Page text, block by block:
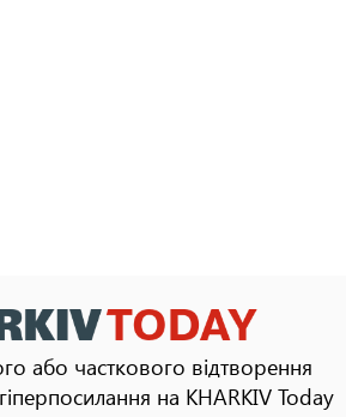
або часткового відтворення
на KHARKIV Today